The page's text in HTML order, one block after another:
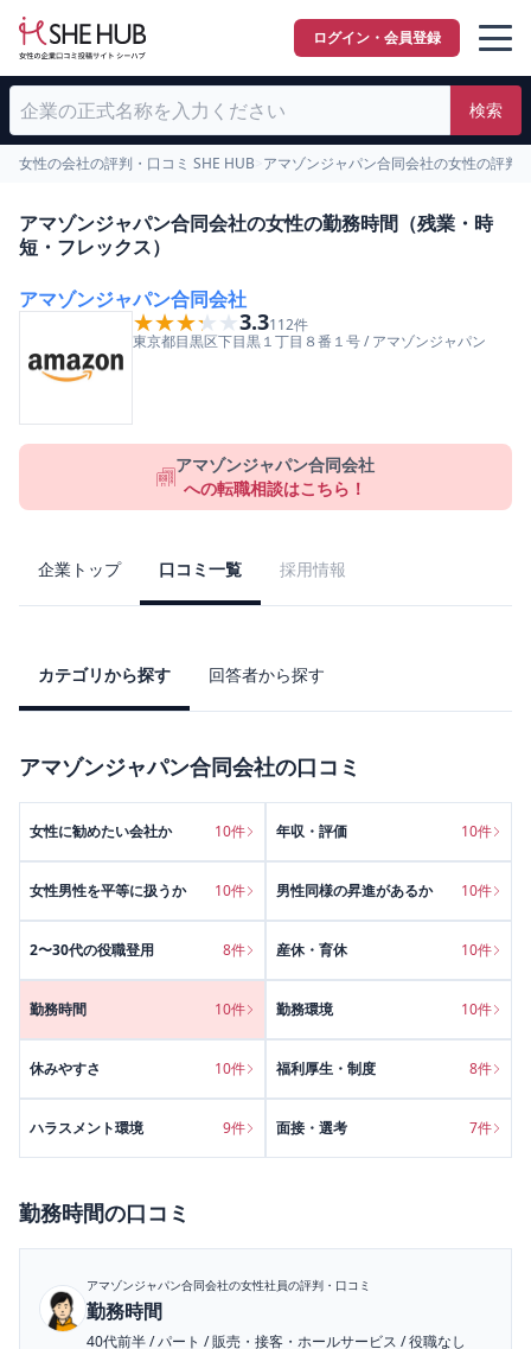
ログイン・会員登録
検索
女性の会社の評判・口コミ SHE HUB アマゾンジャパン合同会社の女性の評判
アマゾンジャパン合同会社の女性の勤務時間（残業・時
短・フレックス）
アマゾンジャパン合同会社
★★★★★
★★★★★3.3112件
東京都目黒区下目黒１丁目８番１号/アマゾンジャパン
アマゾンジャパン合同会社
への転職相談はこちら！
企業トップ 口コミ一覧 採用情報
カテゴリから探す 回答者から探す
アマゾンジャパン合同会社の口コミ
女性に勧めたい会社か 10件 年収・評価 10件
女性男性を平等に扱うか 10件 男性同様の昇進があるか 10件
2〜30代の役職登用 8件 産休・育休 10件
勤務時間 10件 勤務環境 10件
休みやすさ 10件 福利厚生・制度 8件
ハラスメント環境 9件 面接・選考 7件
勤務時間の口コミ
アマゾンジャパン合同会社の女性社員の評判・口コミ
勤務時間
40代前半/パート /販売・接客・ホールサービス /役職なし